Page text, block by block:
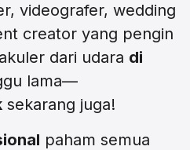
videografer, wedding
creator yang pengin
dari udara di
lama—
sekarang juga!
paham semua